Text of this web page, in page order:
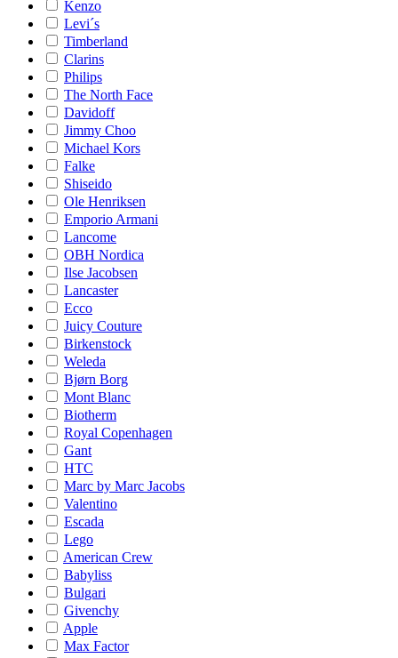
Kenzo
Levi´s
Timberland
Clarins
Philips
The North Face
Davidoff
Jimmy Choo
Michael Kors
Falke
Shiseido
Ole Henriksen
Emporio Armani
Lancome
OBH Nordica
Ilse Jacobsen
Lancaster
Ecco
Juicy Couture
Birkenstock
Weleda
Bjørn Borg
Mont Blanc
Biotherm
Royal Copenhagen
Gant
HTC
Marc by Marc Jacobs
Valentino
Escada
Lego
American Crew
Babyliss
Bulgari
Givenchy
Apple
Max Factor